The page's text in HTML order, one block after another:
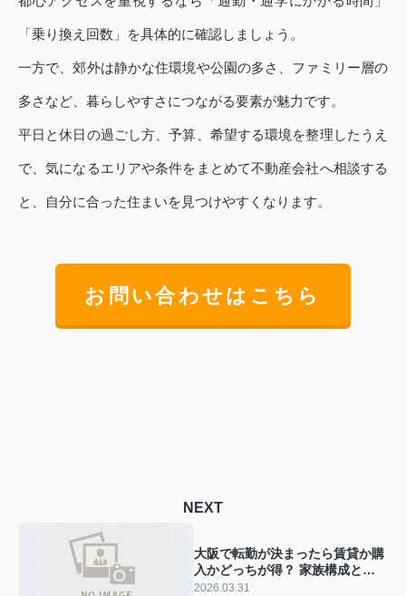
「乗り換え回数」を具体的に確認しましょう。
一方で、郊外は静かな住環境や公園の多さ、ファミリー層の
多さなど、暮らしやすさにつながる要素が魅力です。
平日と休日の過ごし方、予算、希望する環境を整理したうえ
で、気になるエリアや条件をまとめて不動産会社へ相談する
と、自分に合った住まいを見つけやすくなります。
お問い合わせはこちら
NEXT
大阪で転勤が決まったら賃貸か購
入かどっちが得？ 家族構成と通
勤を踏まえ大阪転勤の住まい選び
2026.03.31